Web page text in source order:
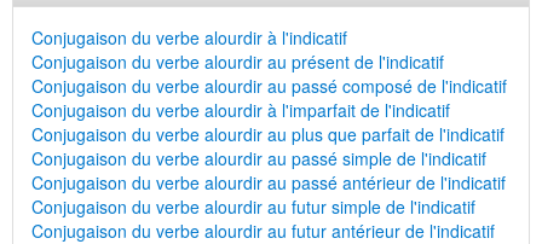
Conjugaison du verbe alourdir à l'indicatif
Conjugaison du verbe alourdir au présent de l'indicatif
Conjugaison du verbe alourdir au passé composé de l'indicatif
Conjugaison du verbe alourdir à l'imparfait de l'indicatif
Conjugaison du verbe alourdir au plus que parfait de l'indicatif
Conjugaison du verbe alourdir au passé simple de l'indicatif
Conjugaison du verbe alourdir au passé antérieur de l'indicatif
Conjugaison du verbe alourdir au futur simple de l'indicatif
Conjugaison du verbe alourdir au futur antérieur de l'indicatif